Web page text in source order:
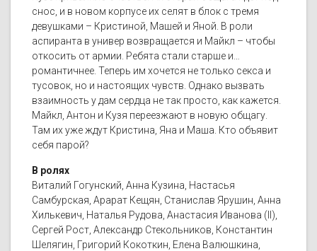
снос, и в новом корпусе их селят в блок с тремя
девушками – Кристиной, Машей и Яной. В роли
аспиранта в универ возвращается и Майкл – чтобы
откосить от армии. Ребята стали старше и…
романтичнее. Теперь им хочется не только секса и
тусовок, но и настоящих чувств. Однако вызвать
взаимность у дам сердца не так просто, как кажется.
Майкл, Антон и Кузя переезжают в новую общагу.
Там их уже ждут Кристина, Яна и Маша. Кто объявит
себя парой?
В ролях
Виталий Гогунский, Анна Кузина, Настасья
Самбурская, Арарат Кещян, Станислав Ярушин, Анна
Хилькевич, Наталья Рудова, Анастасия Иванова (II),
Сергей Рост, Александр Стекольников, Константин
Шелягин, Григорий Кокоткин, Елена Валюшкина,